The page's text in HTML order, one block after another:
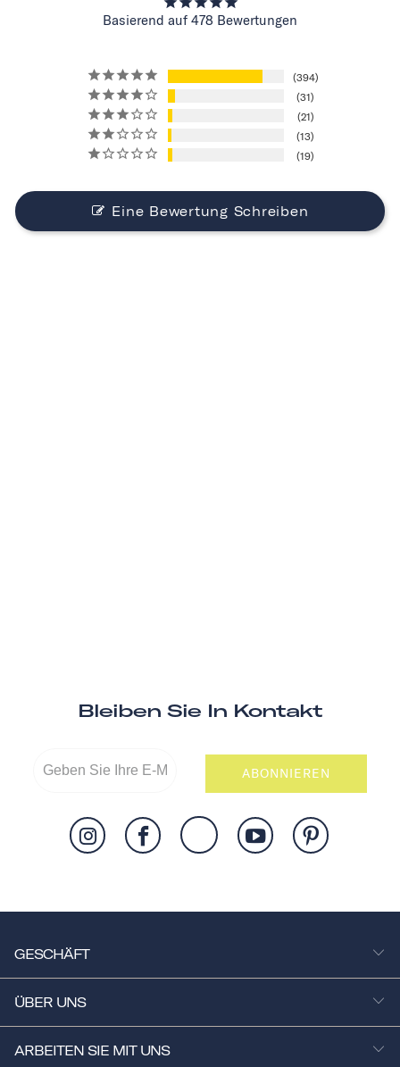
Basierend auf 478 Bewertungen
394
31
21
13
19
Eine Bewertung Schreiben
Bleiben Sie In Kontakt
ABONNIEREN
GESCHÄFT
ÜBER UNS
ARBEITEN SIE MIT UNS